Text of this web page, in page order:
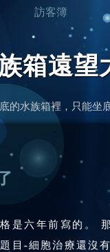
箱遠望
的水族箱裡，只能坐
訪客簿
格是六年前寫的。
目-細胞治療還沒